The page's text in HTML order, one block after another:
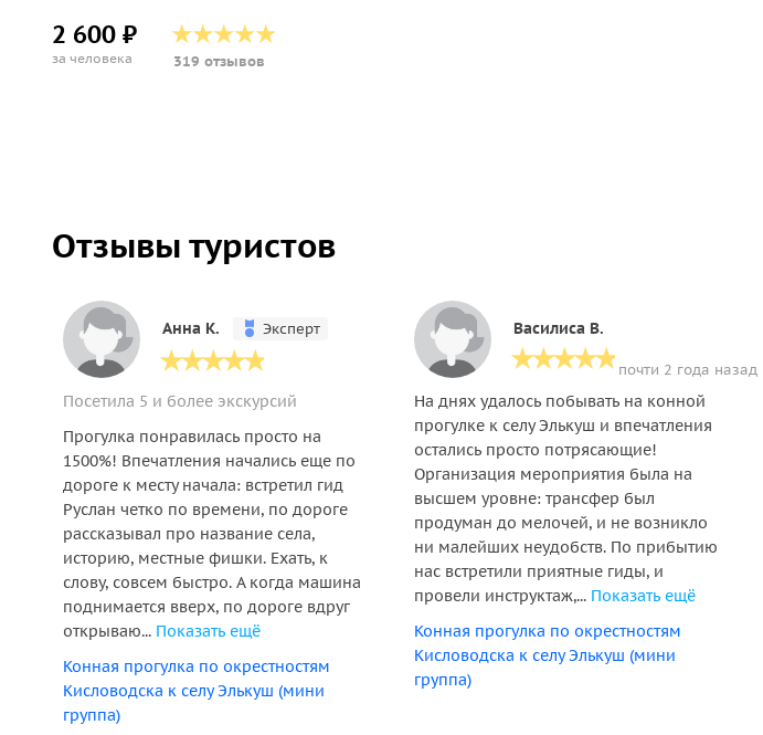
2 600 ₽
за человека 319 отзывов
Отзывы туристов
Анна К. Эксперт
Посетила 5 и более экскурсий
Прогулка понравилась просто на
1500%! Впечатления начались еще по
дороге к месту начала: встретил гид
Руслан четко по времени, по дороге
рассказывал про название села,
историю, местные фишки. Ехать, к
слову, совсем быстро. А когда машина
поднимается вверх, по дороге вдруг
открываю... Показать ещё
Конная прогулка по окрестностям
Кисловодска к селу Элькуш (мини
группа)
Василиса В.
почти 2 года назад
На днях удалось побывать на конной
прогулке к селу Элькуш и впечатления
остались просто потрясающие!
Организация мероприятия была на
высшем уровне: трансфер был
продуман до мелочей, и не возникло
ни малейших неудобств. По прибытию
нас встретили приятные гиды, и
провели инструктаж,... Показать ещё
Конная прогулка по окрестностям
Кисловодска к селу Элькуш (мини
группа)